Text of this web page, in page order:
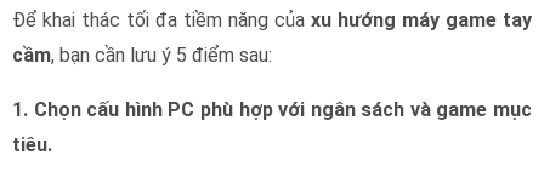
Để khai thác tối đa tiềm năng của xu hướng máy game tay
cầm, bạn cần lưu ý 5 điểm sau:
1. Chọn cấu hình PC phù hợp với ngân sách và game mục
tiêu.